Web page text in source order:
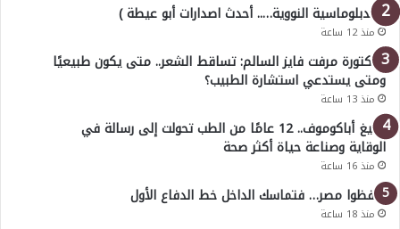
( الدبلوماسية النووية….. أحدث اصدارات أبو عيطة )
منذ 12 ساعة
الدكتورة مرفت فايز السالم: تساقط الشعر.. متى يكون طبيعيًا
ومتى يستدعي استشارة الطبيب؟
منذ 13 ساعة
أوليغ أباكوموف.. 12 عامًا من الطب تحولت إلى رسالة في
الوقاية وصناعة حياة أكثر صحة
منذ 16 ساعة
احفظوا مصر… فتماسك الداخل خط الدفاع الأول
منذ 18 ساعة